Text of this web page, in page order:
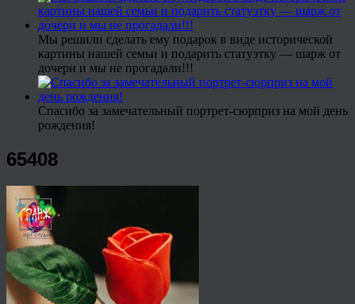
Мы решили сделать ему подарок в виде исторической
картины нашей семьи и подарить статуэтку — шарж от
дочери и мы не прогадали!!!
Спасибо за замечательный портрет-сюрприз на мой день
рождения!
65408